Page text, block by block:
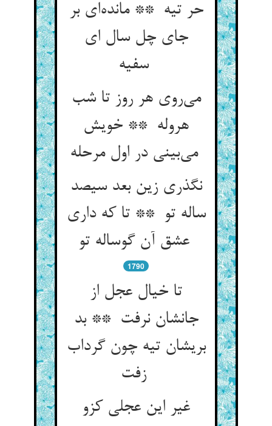
حر تیه ** مانده‌ای بر
جای چل سال ای
سفیه
می‌روی هر روز تا شب
هروله ** خویش
می‌بینی در اول مرحله
نگذری زین بعد سیصد
ساله تو ** تا که داری
عشق آن گوساله تو
1790
تا خیال عجل از
جانشان نرفت ** بد
بریشان تیه چون گرداب
غیر این عجلی کزو